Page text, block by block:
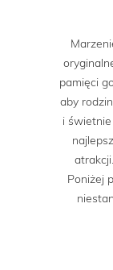
pamięci
aby
i
Poniżej